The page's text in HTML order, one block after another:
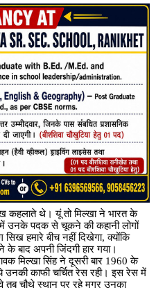
कहलाते थे। यूं तो मिल्खा ने भारत के
उनके पदक से चूकने की कहानी लोगों
हमारे बीच नहीं दिखेगा, क्योंकि
बाद अपनी जिंदगी हार गया।
मिल्खा सिंह ने दूसरी बार 1960 के
काफी चर्चित रेस रही। इस रेस में
चौथे स्थान पर रहे मगर उनका